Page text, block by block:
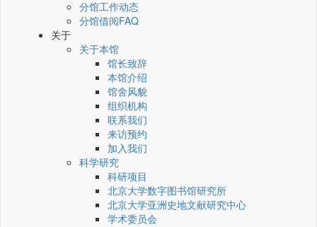
分馆工作动态
分馆借阅FAQ
关于
关于本馆
馆长致辞
本馆介绍
馆舍风貌
组织机构
联系我们
来访预约
加入我们
科学研究
科研项目
北京大学数字图书馆研究所
北京大学亚洲史地文献研究中心
学术委员会